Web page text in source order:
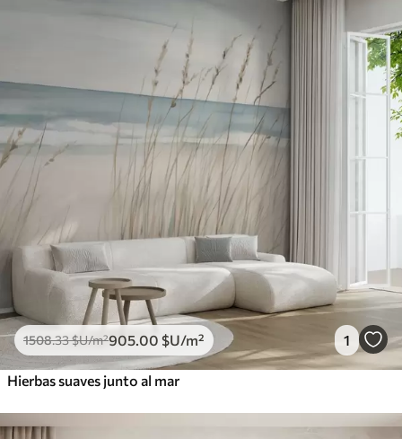
1508.33$U/m²905 .00 $U/m² 1
Hierbas suaves junto al mar